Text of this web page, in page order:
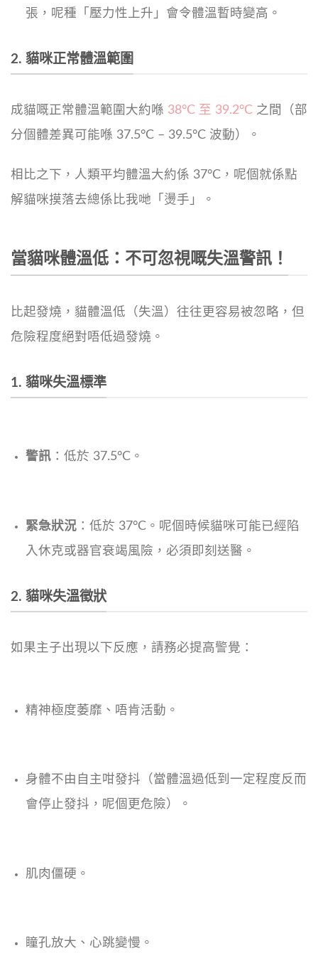
張，呢種「壓力性上升」會令體溫暫時變高。
2. 貓咪正常體溫範圍
成貓嘅正常體溫範圍大約喺 38°C 至 39.2°C 之間（部
分個體差異可能喺 37.5°C – 39.5°C 波動）。
相比之下，人類平均體溫大約係 37°C，呢個就係點
解貓咪摸落去總係比我哋「燙手」。
當貓咪體溫低：不可忽視嘅失溫警訊！
比起發燒，貓體溫低（失溫）往往更容易被忽略，但
危險程度絕對唔低過發燒。
1. 貓咪失溫標準
警訊：低於 37.5°C。
緊急狀況：低於 37°C。呢個時候貓咪可能已經陷
入休克或器官衰竭風險，必須即刻送醫。
2. 貓咪失溫徵狀
如果主子出現以下反應，請務必提高警覺：
精神極度萎靡、唔肯活動。
身體不由自主咁發抖（當體溫過低到一定程度反而
會停止發抖，呢個更危險）。
肌肉僵硬。
瞳孔放大、心跳變慢。